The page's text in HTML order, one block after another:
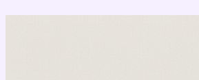
Перейти